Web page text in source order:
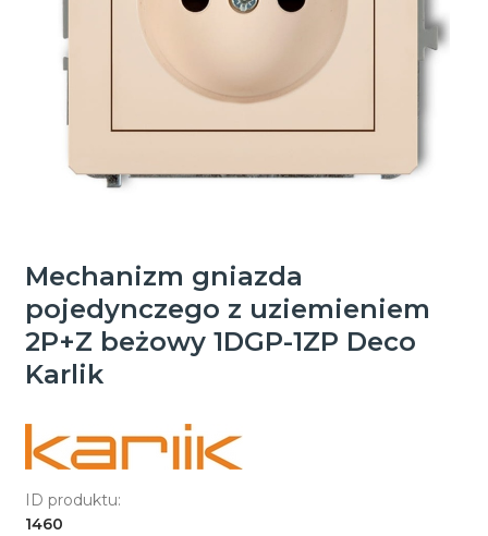
Mechanizm gniazda
pojedynczego z uziemieniem
2P+Z beżowy 1DGP-1ZP Deco
Karlik
ID produktu:
1460